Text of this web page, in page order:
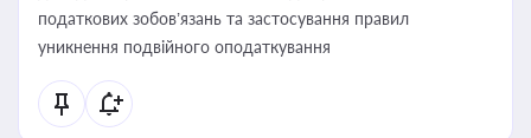
податкових зобов’язань та застосування правил
уникнення подвійного оподаткування